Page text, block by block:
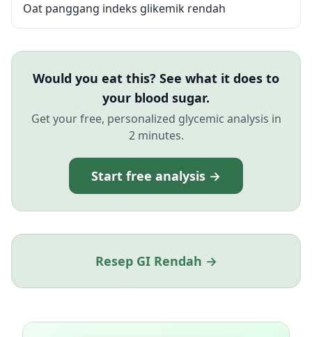
Oat panggang indeks glikemik rendah
Would you eat this? See what it does to
your blood sugar.
Get your free, personalized glycemic analysis in
2 minutes.
Start free analysis →
Resep GI Rendah →